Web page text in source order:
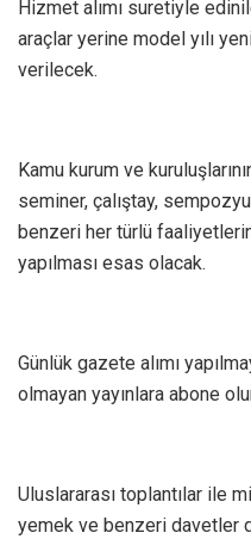
Hizmet alımı suretiyle
araçlar yerine model yılı
verilecek.
Kamu kurum ve
seminer, çalıştay,
benzeri her türlü
yapılması esas olacak.
Günlük gazete alımı
olmayan yayınlara abone
Uluslararası toplantılar ile
yemek ve benzeri davetler